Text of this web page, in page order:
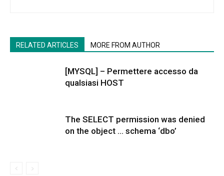
RELATED ARTICLES MORE FROM AUTHOR
[MYSQL] – Permettere accesso da
qualsiasi HOST
The SELECT permission was denied
on the object … schema ‘dbo’